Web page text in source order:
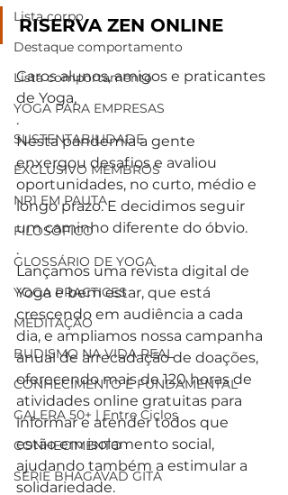
Lista corpo
Destaque comportamento
Lista comportamento
YOGA PARA EMPRESAS
SUSTENTABILIDADE
EXCLUSIVO MEMBROS
NR1 EM PAUTA
FILOSÓFICO
GLOSSÁRIO DE YOGA
YOGA PRACTICES
MEDITAÇÃO
BUDISMO NA VIDA REAL
CONHECIMENTO É FUNDAMENTAL
GALERA 50+ | Entre Ciclos
CONHECIMENTO
SÉRIE BHAGAVAD GITA
RISERVA ZEN ONLINE
Caros alunos, amigos e praticantes
de Yoga,
.
Nesta pandemia a gente
enxergou desafios e avaliou
oportunidades, no curto, médio e
longo prazo. E decidimos seguir
um caminho diferente do óbvio.
.
Lançamos uma revista digital de
Yoga e bem estar, que está
crescendo em audiência a cada
dia, e ampliamos nossa campanha
anual de arrecadação de doações,
oferecendo mais de 120 horas de
atividades online gratuitas para
informar e atender todos que
estão em isolamento social,
ajudando também a estimular a
solidariedade.